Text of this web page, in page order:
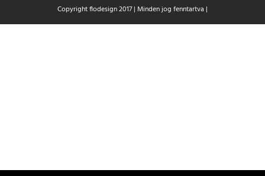
Copyright flodesign 2017 | Minden jog fenntartva |